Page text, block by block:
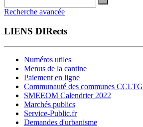
Recherche avancée
LIENS DIRects
Numéros utiles
Menus de la cantine
Paiement en ligne
Communauté des communes CCLTG
SMEEOM Calendrier 2022
Marchés publics
Service-Public.fr
Demandes d'urbanisme